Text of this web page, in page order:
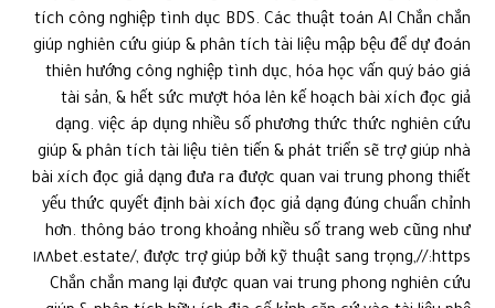
dạng. việc áp dụng nhiều số phương thức thức nghiên cứu
giúp & phân tích tài liệu tiên tiến & phát triển sẽ trợ giúp nhà
bài xích đọc giả dạng đưa ra được quan vai trung phong thiết
yếu thức quyết định bài xích đọc giả dạng đúng chuẩn chỉnh
hơn. thông báo trong khoảng nhiều số trang web cũng như
https://١٨٨bet.estate/, được trợ giúp bởi kỹ thuật sang trọng,
Chắn chắn mang lại được quan vai trung phong nghiên cứu
giúp & phân tích hữu ích địa cố kỉnh căn cứ vào tài liệu phệ.
Dữ liệu phệ cũng giúp nhà bài xích đọc giả dạng hiểu kỹ hơn về
yêu cầu của công nghiệp tình dục. Bằng phương thức nghiên
cứu giúp & phân tích tài liệu về tổng dân số, nguồn thu, & sở